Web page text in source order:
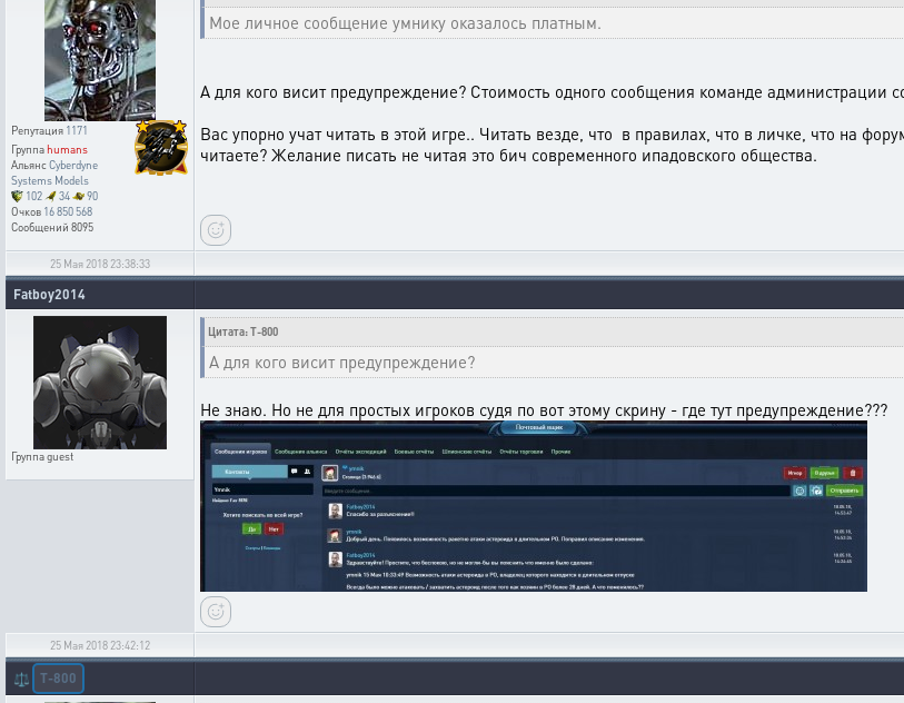
Репутация 1171
Группаhumans
АльянсCyberdyne
Systems Models
102
34
90
Очков 16 850 568
Сообщений 8095
Мое личное сообщение умнику оказалось платным.
А для кого висит предупреждение? Стоимость одного сообщения команде администрации
Вас упорно учат читать в этой игре.. Читать везде, что в правилах, что в личке, что на
читаете? Желание писать не читая это бич современного ипадовского общества.
25 Мая 2018 23:38:33
Fatboy2014
Группаguest
Цитата: T-800
А для кого висит предупреждение?
Не знаю. Но не для простых игроков судя по вот этому скрину - где тут предупреждение???
25 Мая 2018 23:42:12
⚖️ T-800